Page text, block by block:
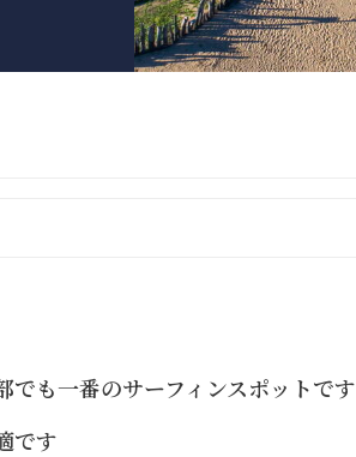
も一番のサーフィンスポットです
です